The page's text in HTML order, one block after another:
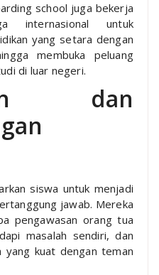
school juga bekerja
internasional untuk
yang setara dengan
membuka peluang
di luar negeri.
dan
siswa untuk menjadi
jawab. Mereka
pengawasan orang tua
masalah sendiri, dan
yang kuat dengan teman